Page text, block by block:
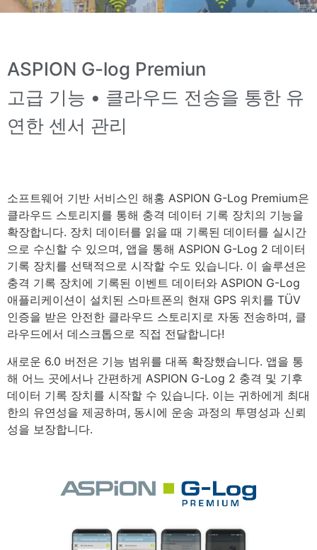
ASPION G-log Premiun
고급 기능 • 클라우드 전송을 통한 유
연한 센서 관리
소프트웨어 기반 서비스인 해홍 ASPION G-Log Premium은
클라우드 스토리지를 통해 충격 데이터 기록 장치의 기능을
확장합니다. 장치 데이터를 읽을 때 기록된 데이터를 실시간
으로 수신할 수 있으며, 앱을 통해 ASPION G-Log 2 데이터
기록 장치를 선택적으로 시작할 수도 있습니다. 이 솔루션은
충격 기록 장치에 기록된 이벤트 데이터와 ASPION G-Log
애플리케이션이 설치된 스마트폰의 현재 GPS 위치를 TÜV
인증을 받은 안전한 클라우드 스토리지로 자동 전송하며, 클
라우드에서 데스크톱으로 직접 전달합니다!
새로운 6.0 버전은 기능 범위를 대폭 확장했습니다. 앱을 통
해 어느 곳에서나 간편하게 ASPION G-Log 2 충격 및 기후
데이터 기록 장치를 시작할 수 있습니다. 이는 귀하에게 최대
한의 유연성을 제공하며, 동시에 운송 과정의 투명성과 신뢰
성을 보장합니다.